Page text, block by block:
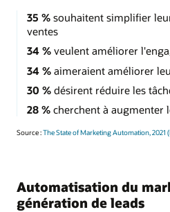
35 %souhaitent simplifier
ventes
34 %veulent améliorer
34 %aimeraient améliorer
30 %désirent réduire les
28 %cherchent à augmenter
Source :The State of Marketing Automation, 2021
Automatisation du
génération de leads